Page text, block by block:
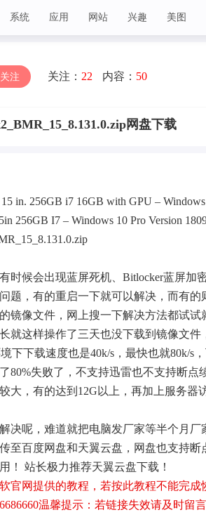
系统 应用 网站 兴趣 美图
关注 关注： 22 内容： 50
网盘下载
in. 256GB i7 16GB with GPU –
256GB I7 – Windows 10 Pro Version
时候会出现蓝屏死机、Bitlocker蓝屏加
题，有的重启一下就可以解决，而有
镜像文件，网上搜一下解决方法都试试
就这样操作了三天也没下载到镜像文
下下载速度也是40k/s，最快也就80k/s
80%失败了，不支持迅雷也不支持断点
大，有的达到12G以上，再加上服务器
决呢，难道就把电脑发厂家等半个月
至百度网盘和天翼云盘，网盘也支持断
！ 站长极力推荐天翼云盘下载！
官网提供的教程，若按此教程不能完
温馨提示：若链接失效请及时留